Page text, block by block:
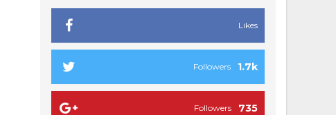
Likes
1.7k
Followers
735
Followers